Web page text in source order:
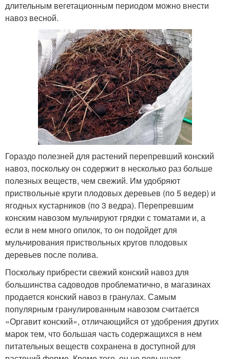
длительным вегетационным периодом можно внести
навоз весной.
Гораздо полезней для растений перепревший конский
навоз, поскольку он содержит в несколько раз больше
полезных веществ, чем свежий. Им удобряют
приствольные круги плодовых деревьев (по 5 ведер) и
ягодных кустарников (по 3 ведра). Перепревшим
конским навозом мульчируют грядки с томатами и, а
если в нем много опилок, то он подойдет для
мульчирования приствольных кругов плодовых
деревьев после полива.
Поскольку прибрести свежий конский навоз для
большинства садоводов проблематично, в магазинах
продается конский навоз в гранулах. Самым
популярным гранулированным навозом считается
«Оргавит конский», отличающийся от удобрения других
марок тем, что большая часть содержащихся в нем
питательных веществ сохранена в доступной для